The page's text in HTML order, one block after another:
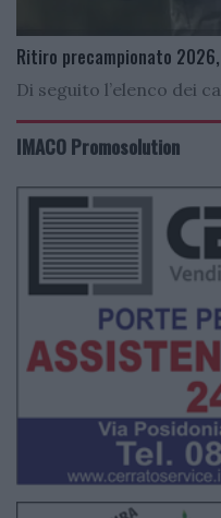
Ritiro precampionato
Di seguito l’elenco dei
IMACO Promosolution